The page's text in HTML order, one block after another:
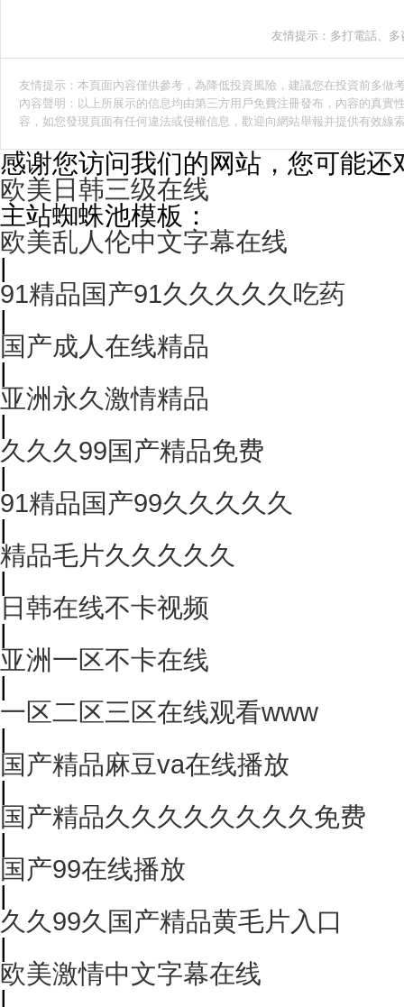
友情提示：多打電話、
友情提示：本頁面內容僅供參考，為降低投資風險，建議您在投資前多
內容聲明：以上所展示的信息均由第三方用戶免費注冊發布，內容的真
容，如您發現頁面有任何違法或侵權信息，歡迎向網站舉報并提供有效線
感谢您访问我们的网站，您可能还
欧美日韩三级在线
主站蜘蛛池模板：
欧美乱人伦中文字幕在线
|
91精品国产91久久久久久吃药
|
国产成人在线精品
|
亚洲永久激情精品
|
久久久99国产精品免费
|
91精品国产99久久久久久
|
精品毛片久久久久久
|
日韩在线不卡视频
|
亚洲一区不卡在线
|
一区二区三区在线观看www
|
国产精品麻豆va在线播放
|
国产精品久久久久久久久久免费
|
国产99在线播放
|
久久99久国产精品黄毛片入口
|
欧美激情中文字幕在线
|